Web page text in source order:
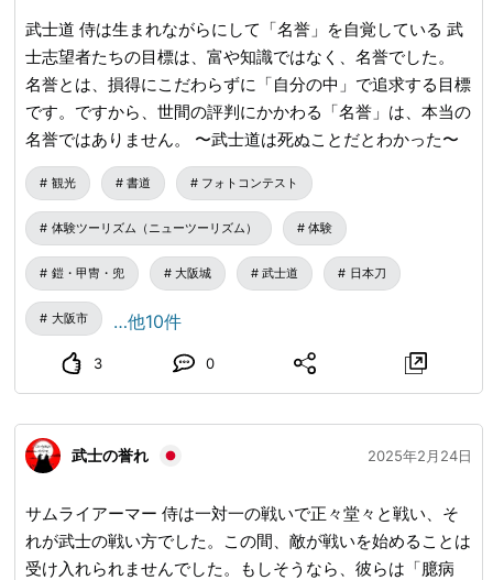
武士道 侍は生まれながらにして「名誉」を自覚している 武
士志望者たちの目標は、富や知識ではなく、名誉でした。
名誉とは、損得にこだわらずに「自分の中」で追求する目標
です。ですから、世間の評判にかかわる「名誉」は、本当の
名誉ではありません。 〜武士道は死ぬことだとわかった〜
観光 書道 フォトコンテスト
体験ツーリズム（ニューツーリズム） 体験
鎧・甲冑・兜 大阪城 武士道 日本刀
大阪市 …他10件
3 0
武士の誉れ 2025年2月24日
サムライアーマー 侍は一対一の戦いで正々堂々と戦い、そ
れが武士の戦い方でした。この間、敵が戦いを始めることは
受け入れられませんでした。もしそうなら、彼らは「臆病